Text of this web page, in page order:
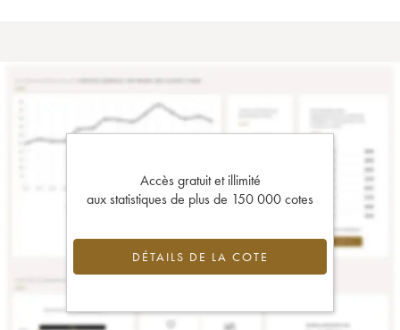
Accès gratuit et illimité
aux statistiques de plus de 150 000 cotes
DÉTAILS DE LA COTE